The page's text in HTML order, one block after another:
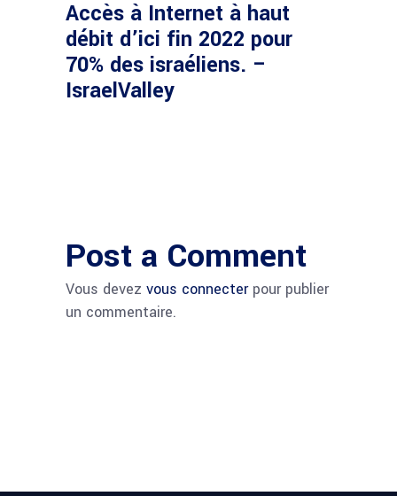
Accès à Internet à haut
débit d’ici fin 2022 pour
70% des israéliens. –
IsraelValley
Post a Comment
Vous devez vous connecterpour publier
un commentaire.